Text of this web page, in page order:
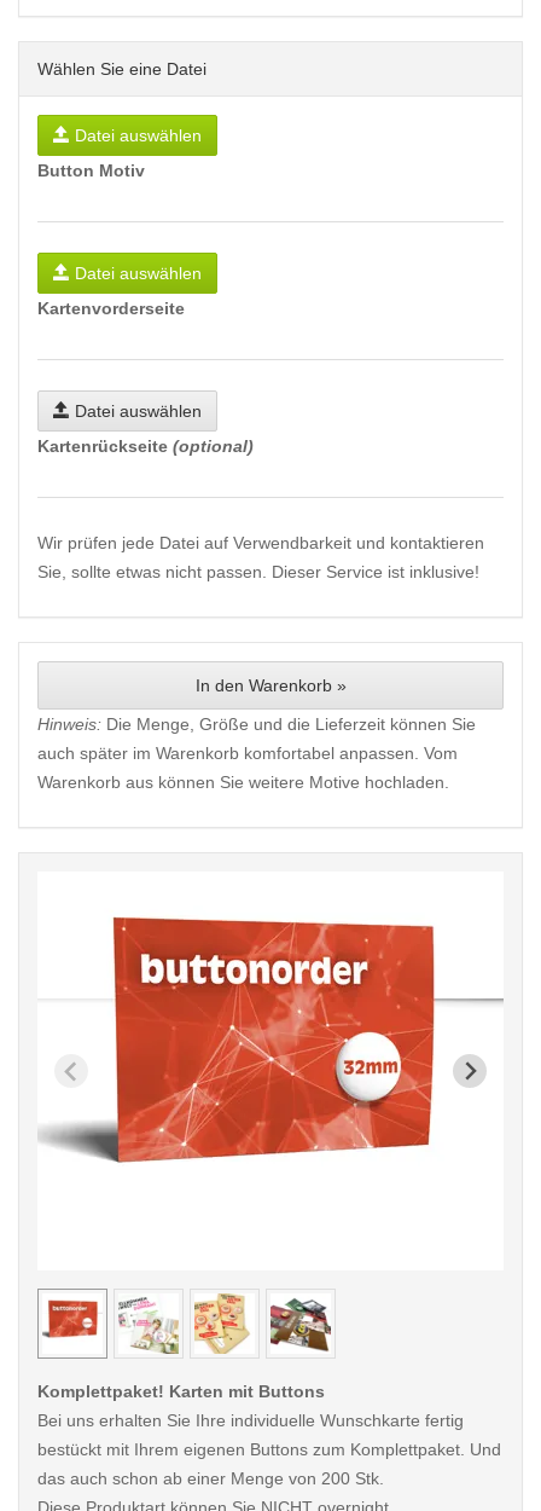
Wählen Sie eine Datei
Datei auswählen
Button Motiv
Datei auswählen
Kartenvorderseite
Datei auswählen
Kartenrückseite (optional)
Wir prüfen jede Datei auf Verwendbarkeit und kontaktieren
Sie, sollte etwas nicht passen. Dieser Service ist inklusive!
In den Warenkorb »
Hinweis: Die Menge, Größe und die Lieferzeit können Sie
auch später im Warenkorb komfortabel anpassen. Vom
Warenkorb aus können Sie weitere Motive hochladen.
< /picture>
Komplettpaket! Karten mit Buttons
Bei uns erhalten Sie Ihre individuelle Wunschkarte fertig
bestückt mit Ihrem eigenen Buttons zum Komplettpaket. Und
das auch schon ab einer Menge von 200 Stk.